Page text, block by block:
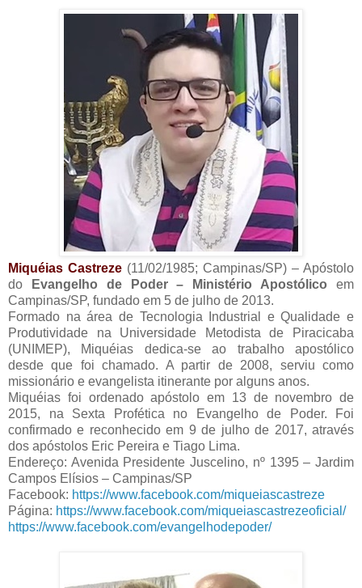
Miquéias Castreze (11/02/1985; Campinas/SP) – Apóstolo
do
Evangelho de Poder – Ministério Apostólico em
Campinas/SP, fundado em 5 de julho de 2013.
Formado na área de Tecnologia Industrial e Qualidade e
Produtividade na Universidade Metodista de Piracicaba
(UNIMEP), Miquéias dedica-se ao trabalho apostólico
desde que foi chamado. A partir de 2008, serviu como
missionário e evangelista itinerante por alguns anos.
Miquéias foi ordenado apóstolo em 13 de novembro de
2015, na Sexta Profética no Evangelho de Poder. Foi
confirmado e reconhecido em 9 de julho de 2017, através
dos apóstolos Eric Pereira e Tiago Lima.
Endereço: Avenida Presidente Juscelino, nº 1395 – Jardim
Campos Elísios – Campinas/SP
Facebook: https://www.facebook.com/miqueiascastreze
Página: https://www.facebook.com/miqueiascastrezeoficial/
https://www.facebook.com/evangelhodepoder/